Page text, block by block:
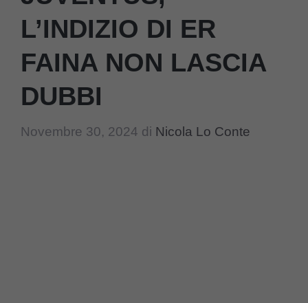
L’INDIZIO DI ER
FAINA NON LASCIA
DUBBI
Novembre 30, 2024 di Nicola Lo Conte